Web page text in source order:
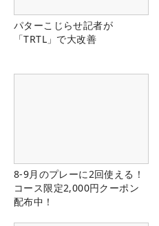
パターこじらせ記者が
「TRTL」で大改善
8-9月のプレーに2回使える！
コース限定2,000円クーポン
配布中！